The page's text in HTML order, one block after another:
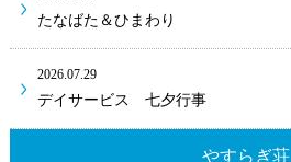
たなばた＆ひまわり
2026.07.29
デイサービス 七夕行事
やすらぎ荘